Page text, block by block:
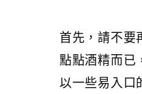
首先，請不要
點點酒精而已
以一些易入口